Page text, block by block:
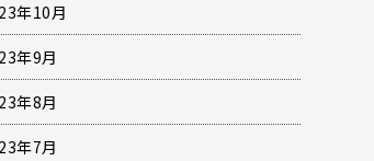
年10月
年9月
年8月
年7月